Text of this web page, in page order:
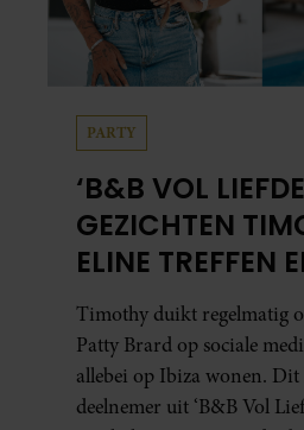
PARTY
‘B&B VOL
GEZICHTEN
ELINE TREFFEN
IBIZA
Timothy duikt regelmatig
Patty Brard op sociale
allebei op Ibiza wonen. Dit
deelnemer uit ‘B&B Vol